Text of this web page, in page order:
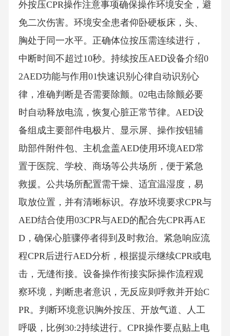
外按压CPR操作注意事项确保操作环境安全，避
免二次伤害。环境安全患者仰卧硬板床，头、
胸处于同一水平。正确体位按压需连续进行，
中断时间不超过10秒。持续按压AED设备介绍0
2AED功能与作用01快速识别心律自动识别心
律，准确判断是否需要除颤。02电击除颤必要
时自动释放电流，恢复心脏正常节律。AED设
备组成主要部件电极片、显示屏、操作按钮辅
助部件附件包、主机盒盖AED使用环境AED常
置于医院、学校、商场等公共场所，便于紧急
救援。公共场所配置需干燥、适宜温湿度，易
取放位置，并有清晰标识。存放环境要求CPR与
AED结合使用03CPR与AED的配合先CPR再AE
D，确保心脏骤停者得到及时救治。紧急响应流
程CPR后进行AED分析，根据提示继续CPR或电
击，无缝衔接。设备操作衔接实际操作流程观
察环境，判断患者意识，无反应则呼救并开始C
PR。判断环境意识胸外按压、开放气道、人工
呼吸，比例30:2持续进行。CPR操作要点贴上电